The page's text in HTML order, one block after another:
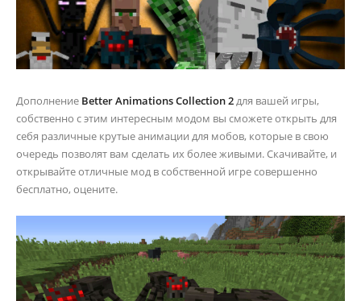
Дополнение Better Animations Collection 2для вашей игры,
собственно с этим интересным модом вы сможете открыть для
себя различные крутые анимации для мобов, которые в свою
очередь позволят вам сделать их более живыми. Скачивайте, и
открывайте отличные мод в собственной игре совершенно
бесплатно, оцените.